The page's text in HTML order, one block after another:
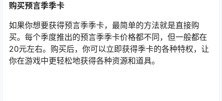
购买预言季季卡
如果你想要获得预言季季卡，最简单的方法就是直接购
买。每个季度推出的预言季季卡价格都不同，但一般都在
20元左右。购买后，你可以立即获得季卡的各种特权，让
你在游戏中更轻松地获得各种资源和道具。